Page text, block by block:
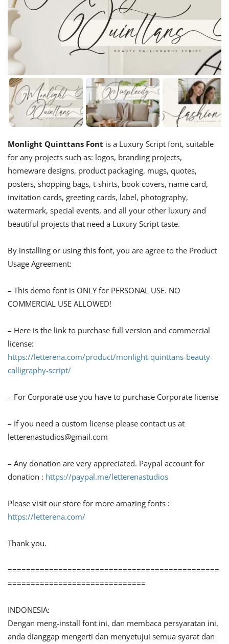
Monlight Quinttans Font is a Luxury Script font, suitable
for any projects such as: logos, branding projects,
homeware designs, product packaging, mugs, quotes,
posters, shopping bags, t-shirts, book covers, name card,
invitation cards, greeting cards, label, photography,
watermark, special events, and all your other luxury and
beautiful projects that need a Luxury Script taste.
By installing or using this font, you are agree to the Product
Usage Agreement:
– This demo font is ONLY for PERSONAL USE. NO
COMMERCIAL USE ALLOWED!
– Here is the link to purchase full version and commercial
license:
https://letterena.com/product/monlight-quinttans-beauty-
calligraphy-script/
– For Corporate use you have to purchase Corporate license
– If you need a custom license please contact us at
letterenastudios@gmail.com
– Any donation are very appreciated. Paypal account for
donation : https://paypal.me/letterenastudios
Please visit our store for more amazing fonts :
https://letterena.com/
Thank you.
==============================================
==============================
INDONESIA:
Dengan meng-install font ini, dan membaca persyaratan ini,
anda dianggap mengerti dan menyetujui semua syarat dan